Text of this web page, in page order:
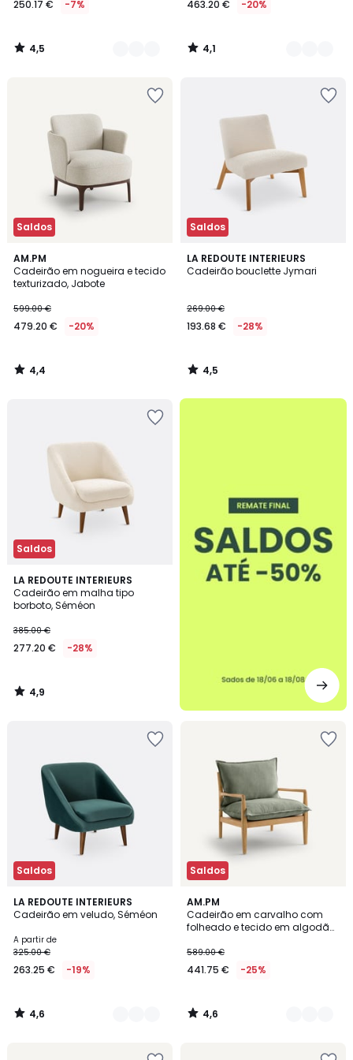
partir
250.17
€
desconto
aplicado.
250.17 € -7%
4,5
/
463.20 € -20%
4,1
/
Saldos
AM.PM
Cadeirão em nogueira e tecido
texturizado, Jabote
599.00 €
479.20 € -20%
4,4
/ 5
4,4
/
Saldos
LA REDOUTE INTERIEURS
Cadeirão bouclette Jymari
269.00 €
193.68 € -28%
4,5
/ 5
4,5
/
Saldos
LA REDOUTE INTERIEURS
Cadeirão em malha tipo
borboto, Séméon
385.00 €
277.20 € -28%
4,9
/ 5
4,9
/
até
Saldos
LA REDOUTE INTERIEURS
Cadeirão em veludo, Séméon
A partir de
325.00 €
263.25 € -19%
4,6
/ 5
2
Cores
4,6
/
Saldos
AM.PM
Cadeirão em carvalho com
folheado e tecido em algodão
589.00 €
441.75 € -25%
4,6
/ 5
3
Cores
4,6
/